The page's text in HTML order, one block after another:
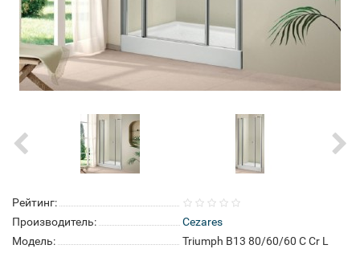
Рейтинг:
Производитель:
Cezares
Модель:
Triumph B13 80/60/60 C Cr L